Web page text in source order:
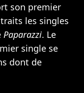
son premier
les singles
Paparazzi. Le
single se
dont de